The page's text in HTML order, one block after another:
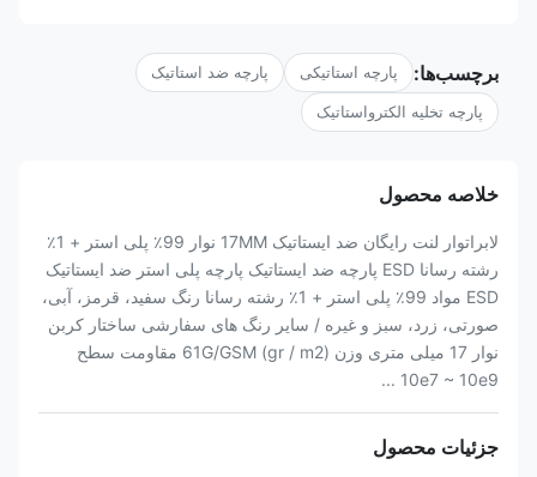
برچسب‌ها: پارچه استاتیکی پارچه ضد استاتیک
پارچه تخلیه الکترواستاتیک
خلاصه محصول
لابراتوار لنت رایگان ضد ایستاتیک 17MM نوار 99٪ پلی استر + 1٪
رشته رسانا ESD پارچه ضد ایستاتیک پارچه پلی استر ضد ایستاتیک
ESD مواد 99٪ پلی استر + 1٪ رشته رسانا رنگ سفید، قرمز، آبی،
صورتی، زرد، سبز و غیره / سایر رنگ های سفارشی ساختار کربن
نوار 17 میلی متری وزن (gr / m2) 61G/GSM مقاومت سطح
10e7 ~ 10e9 ...
جزئیات محصول